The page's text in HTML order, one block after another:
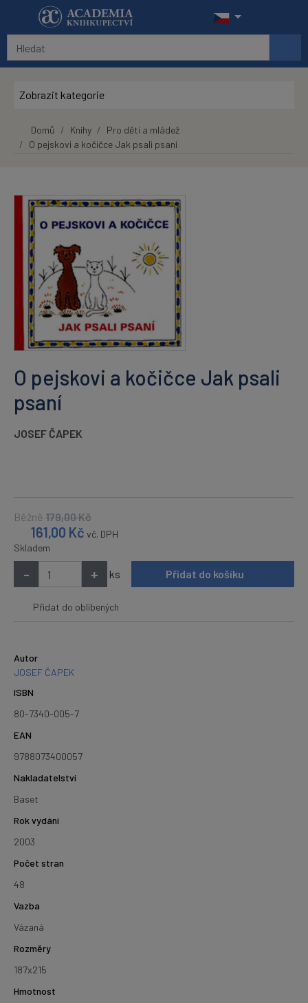
Přeskočit na hlavní obsah
Zobrazit kategorie
Domů Knihy
Pro děti a mládež
O pejskovi a kočičce Jak psali psaní
O pejskovi a kočičce Jak psali
psaní
JOSEF ČAPEK
Běžně 179,00Kč
161,00 Kč vč. DPH
Skladem
- + ks Přidat do košíku
Přidat do oblíbených
Autor
JOSEF ČAPEK
ISBN
80-7340-005-7
EAN
9788073400057
Nakladatelství
Baset
Rok vydání
2003
Počet stran
48
Vazba
Vázaná
Rozměry
187x215
Hmotnost